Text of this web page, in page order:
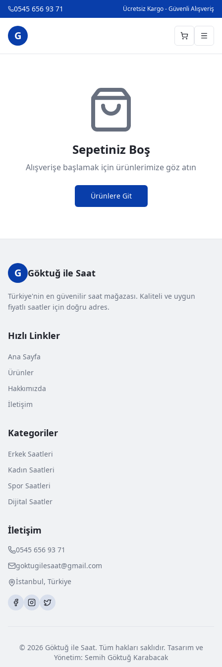
0545 656 93 71 Ücretsiz Kargo - Güvenli Alışveriş
G
Sepetiniz Boş
Alışverişe başlamak için ürünlerimize göz atın
Ürünlere Git
G Göktuğ ile Saat
Türkiye'nin en güvenilir saat mağazası. Kaliteli ve uygun
fiyatlı saatler için doğru adres.
Hızlı Linkler
Ana Sayfa
Ürünler
Hakkımızda
İletişim
Kategoriler
Erkek Saatleri
Kadın Saatleri
Spor Saatleri
Dijital Saatler
İletişim
0545 656 93 71
goktugilesaat@gmail.com
İstanbul, Türkiye
© 2026Göktuğ ile Saat. Tüm hakları saklıdır. Tasarım ve
Yönetim: Semih Göktuğ Karabacak